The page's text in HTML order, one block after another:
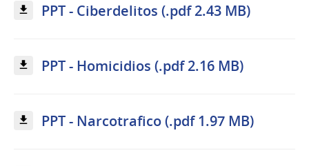
PPT - Ciberdelitos (.pdf 2.43 MB)
PPT - Homicidios (.pdf 2.16 MB)
PPT - Narcotrafico (.pdf 1.97 MB)